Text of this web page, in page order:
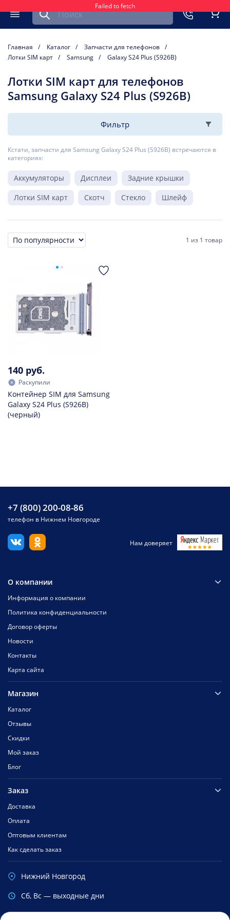
Failed to fetch
Меню
Найти запчасть для мобильного устройства
Главная Каталог
Запчасти для телефонов
Лотки SIM карт
Samsung Galaxy S24 Plus (S926B)
Лотки SIM карт для телефонов
Samsung Galaxy S24 Plus (S926B)
Фильтр
Кстати, запчасти для Samsung Galaxy S24 Plus (S926B) встречаются в
категориях:
Аккумуляторы Дисплеи
Задние крышки
Лотки SIM карт
Скотч Стекло Шлейф
Сортировка 1 из 1 товар
140 руб.
Раскупили
Контейнер SIM для Samsung
Galaxy S24 Plus (S926B)
(черный)
+7 (800) 200-08-86
телефон в Нижнем Новгороде
Нам доверяет
О компании
Информация о компании
Политика конфиденциальности
Договор оферты
Новости
Контакты
Карта сайта
Магазин
Каталог
Отзывы
Скидки
Мой заказ
Блог
Заказ
Доставка
Оплата
Оптовым клиентам
Как сделать заказ
Нижний Новгород
Cб, Вс — выходные дни